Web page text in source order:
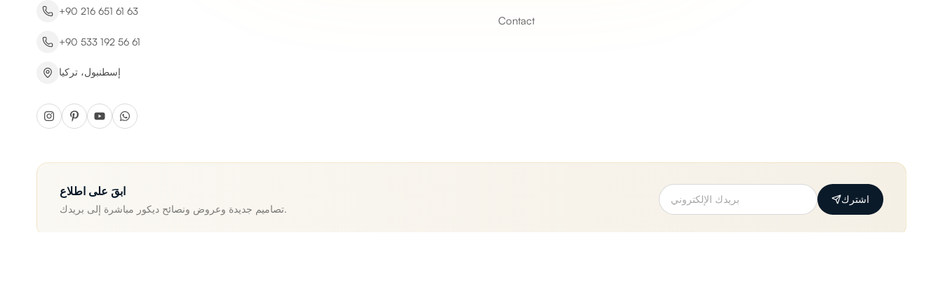
+90 216 651 61 63
+90 533 192 56 61
إسطنبول، تركيا
Contact
ابقَ على اطلاع
تصاميم جديدة وعروض ونصائح ديكور مباشرة إلى بريدك.
اشترك